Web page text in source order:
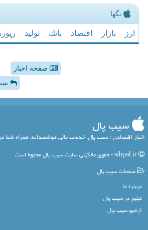
تگها
ارز بازار اقتصاد بانك تولید
صفحه اخبار
سیب پال
اخبار اقتصادی ؛ سیب پال، خدمات مالی هوشمندانه، همراه شما
صفحات سیب پال
درباره ما
تبلیغ در سیب پال
آرشیو سیب پال